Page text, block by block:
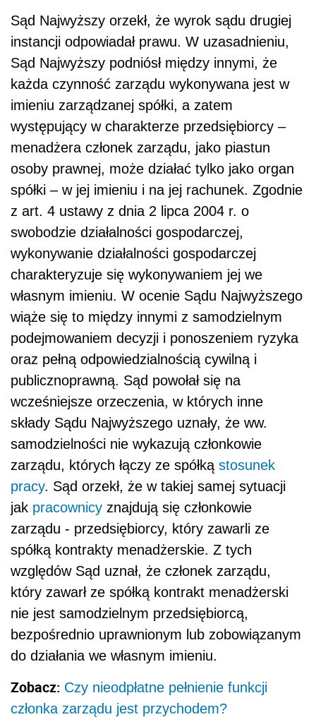
Sąd Najwyższy orzekł, że wyrok sądu drugiej
instancji odpowiadał prawu. W uzasadnieniu,
Sąd Najwyższy podniósł między innymi, że
każda czynność zarządu wykonywana jest w
imieniu zarządzanej spółki, a zatem
występujący w charakterze przedsiębiorcy –
menadżera członek zarządu, jako piastun
osoby prawnej, może działać tylko jako organ
spółki – w jej imieniu i na jej rachunek. Zgodnie
z art. 4 ustawy z dnia 2 lipca 2004 r. o
swobodzie działalności gospodarczej,
wykonywanie działalności gospodarczej
charakteryzuje się wykonywaniem jej we
własnym imieniu. W ocenie Sądu Najwyższego
wiąże się to między innymi z samodzielnym
podejmowaniem decyzji i ponoszeniem ryzyka
oraz pełną odpowiedzialnością cywilną i
publicznoprawną. Sąd powołał się na
wcześniejsze orzeczenia, w których inne
składy Sądu Najwyższego uznały, że ww.
samodzielności nie wykazują członkowie
zarządu, których łączy ze spółką stosunek
pracy. Sąd orzekł, że w takiej samej sytuacji
jak pracownicy znajdują się członkowie
zarządu - przedsiębiorcy, który zawarli ze
spółką kontrakty menadżerskie. Z tych
względów Sąd uznał, że członek zarządu,
który zawarł ze spółką kontrakt menadżerski
nie jest samodzielnym przedsiębiorcą,
bezpośrednio uprawnionym lub zobowiązanym
do działania we własnym imieniu.
Zobacz: Czy nieodpłatne pełnienie funkcji
członka zarządu jest przychodem?